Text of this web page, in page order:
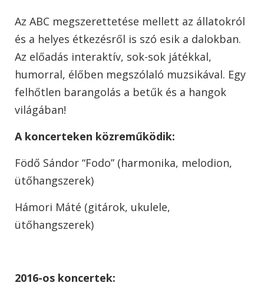
Az ABC megszerettetése mellett az állatokról
és a helyes étkezésről is szó esik a dalokban.
Az előadás interaktív, sok-sok játékkal,
humorral, élőben megszólaló muzsikával. Egy
felhőtlen barangolás a betűk és a hangok
világában!
A koncerteken közreműködik:
Födő Sándor “Fodo” (harmonika, melodion,
ütőhangszerek)
Hámori Máté (gitárok, ukulele,
ütőhangszerek)
2016-os koncertek: